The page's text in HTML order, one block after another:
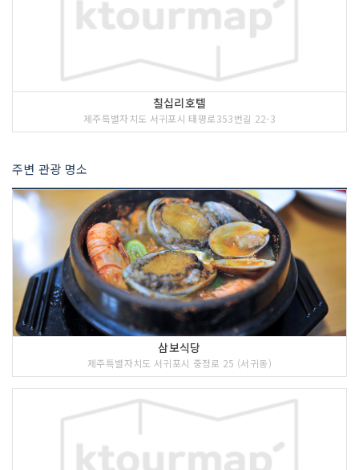
칠십리호텔
제주특별자치도 서귀포시 태평로353번길 22-3
주변 관광 명소
삼보식당
제주특별자치도 서귀포시 중정로 25 (서귀동)